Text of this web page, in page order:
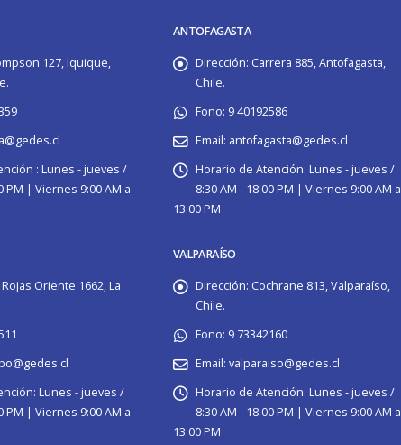
127, Iquique,
: Lunes - jueves /
PM | Viernes 9:00 AM a
Oriente 1662, La
Lunes - jueves /
PM | Viernes 9:00 AM a
ANTOFAGASTA
Dirección: Carrera 885, Antofagasta,
Chile.
Fono: 9 40192586
Email: antofagasta@gedes.cl
Horario de Atención: Lunes - jueves /
8:30 AM - 18:00 PM | Viernes 9:00 AM a
13:00 PM
VALPARAÍSO
Dirección: Cochrane 813, Valparaíso,
Chile.
Fono: 9 73342160
Email: valparaiso@gedes.cl
Horario de Atención: Lunes - jueves /
8:30 AM - 18:00 PM | Viernes 9:00 AM a
13:00 PM